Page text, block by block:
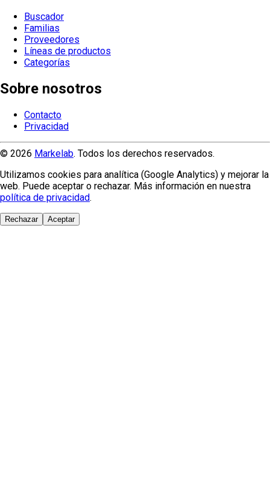
Buscador
Familias
Proveedores
Líneas de productos
Categorías
Sobre nosotros
Contacto
Privacidad
© 2026 Markelab. Todos los derechos reservados.
Utilizamos cookies para analítica (Google Analytics) y mejorar la
web. Puede aceptar o rechazar. Más información en nuestra
política de privacidad.
Rechazar Aceptar